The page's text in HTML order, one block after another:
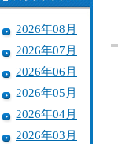
2026年08月
2026年07月
2026年06月
2026年05月
2026年04月
2026年03月